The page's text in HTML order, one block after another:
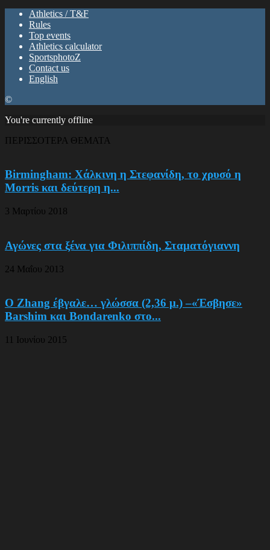
Athletics / T&F
Rules
Top events
Athletics calculator
SportsphotoZ
Contact us
English
©
You're currently offline
ΠΕΡΙΣΣΟΤΕΡΑ ΘΕΜΑΤΑ
Birmingham: Χάλκινη η Στεφανίδη, το χρυσό η
Morris και δεύτερη η...
3 Μαρτίου 2018
Αγώνες στα ξένα για Φιλιππίδη, Σταματόγιαννη
24 Μαΐου 2013
Ο Zhang έβγαλε… γλώσσα (2,36 μ.) –«Έσβησε»
Barshim και Bondarenko στο...
11 Ιουνίου 2015